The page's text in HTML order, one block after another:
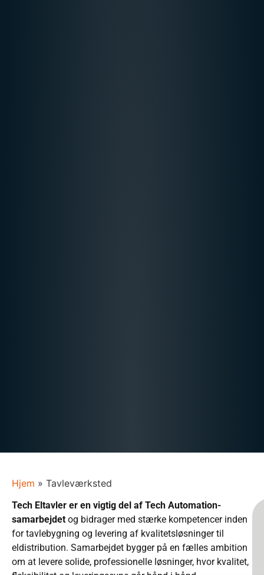
Hjem » Tavleværksted
Tech Eltavler er en vigtig del af Tech Automation-
samarbejdet og bidrager med stærke kompetencer inden
for tavlebygning og levering af kvalitetsløsninger til
eldistribution. Samarbejdet bygger på en fælles ambition
om at levere solide, professionelle løsninger, hvor kvalitet,